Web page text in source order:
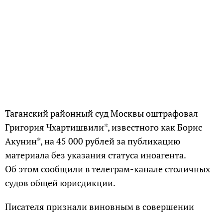
Таганский районный суд Москвы оштрафовал
Григория Чхартишвили*, известного как Борис
Акунин*, на 45 000 рублей за публикацию
материала без указания статуса иноагента.
Об этом сообщили в телеграм-канале столичных
судов общей юрисдикции.
Писателя признали виновным в совершении